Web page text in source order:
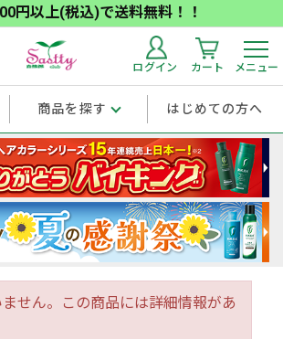
円以上(税込)で送料無料！！
ログイン カート メニュー
商品を探す はじめての方へ
せん。この商品には詳細情報があ